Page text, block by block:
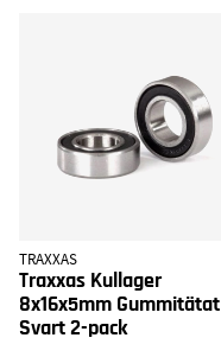
TRAXXAS
Traxxas Kullager
8x16x5mm Gummitätat
Svart 2-pack